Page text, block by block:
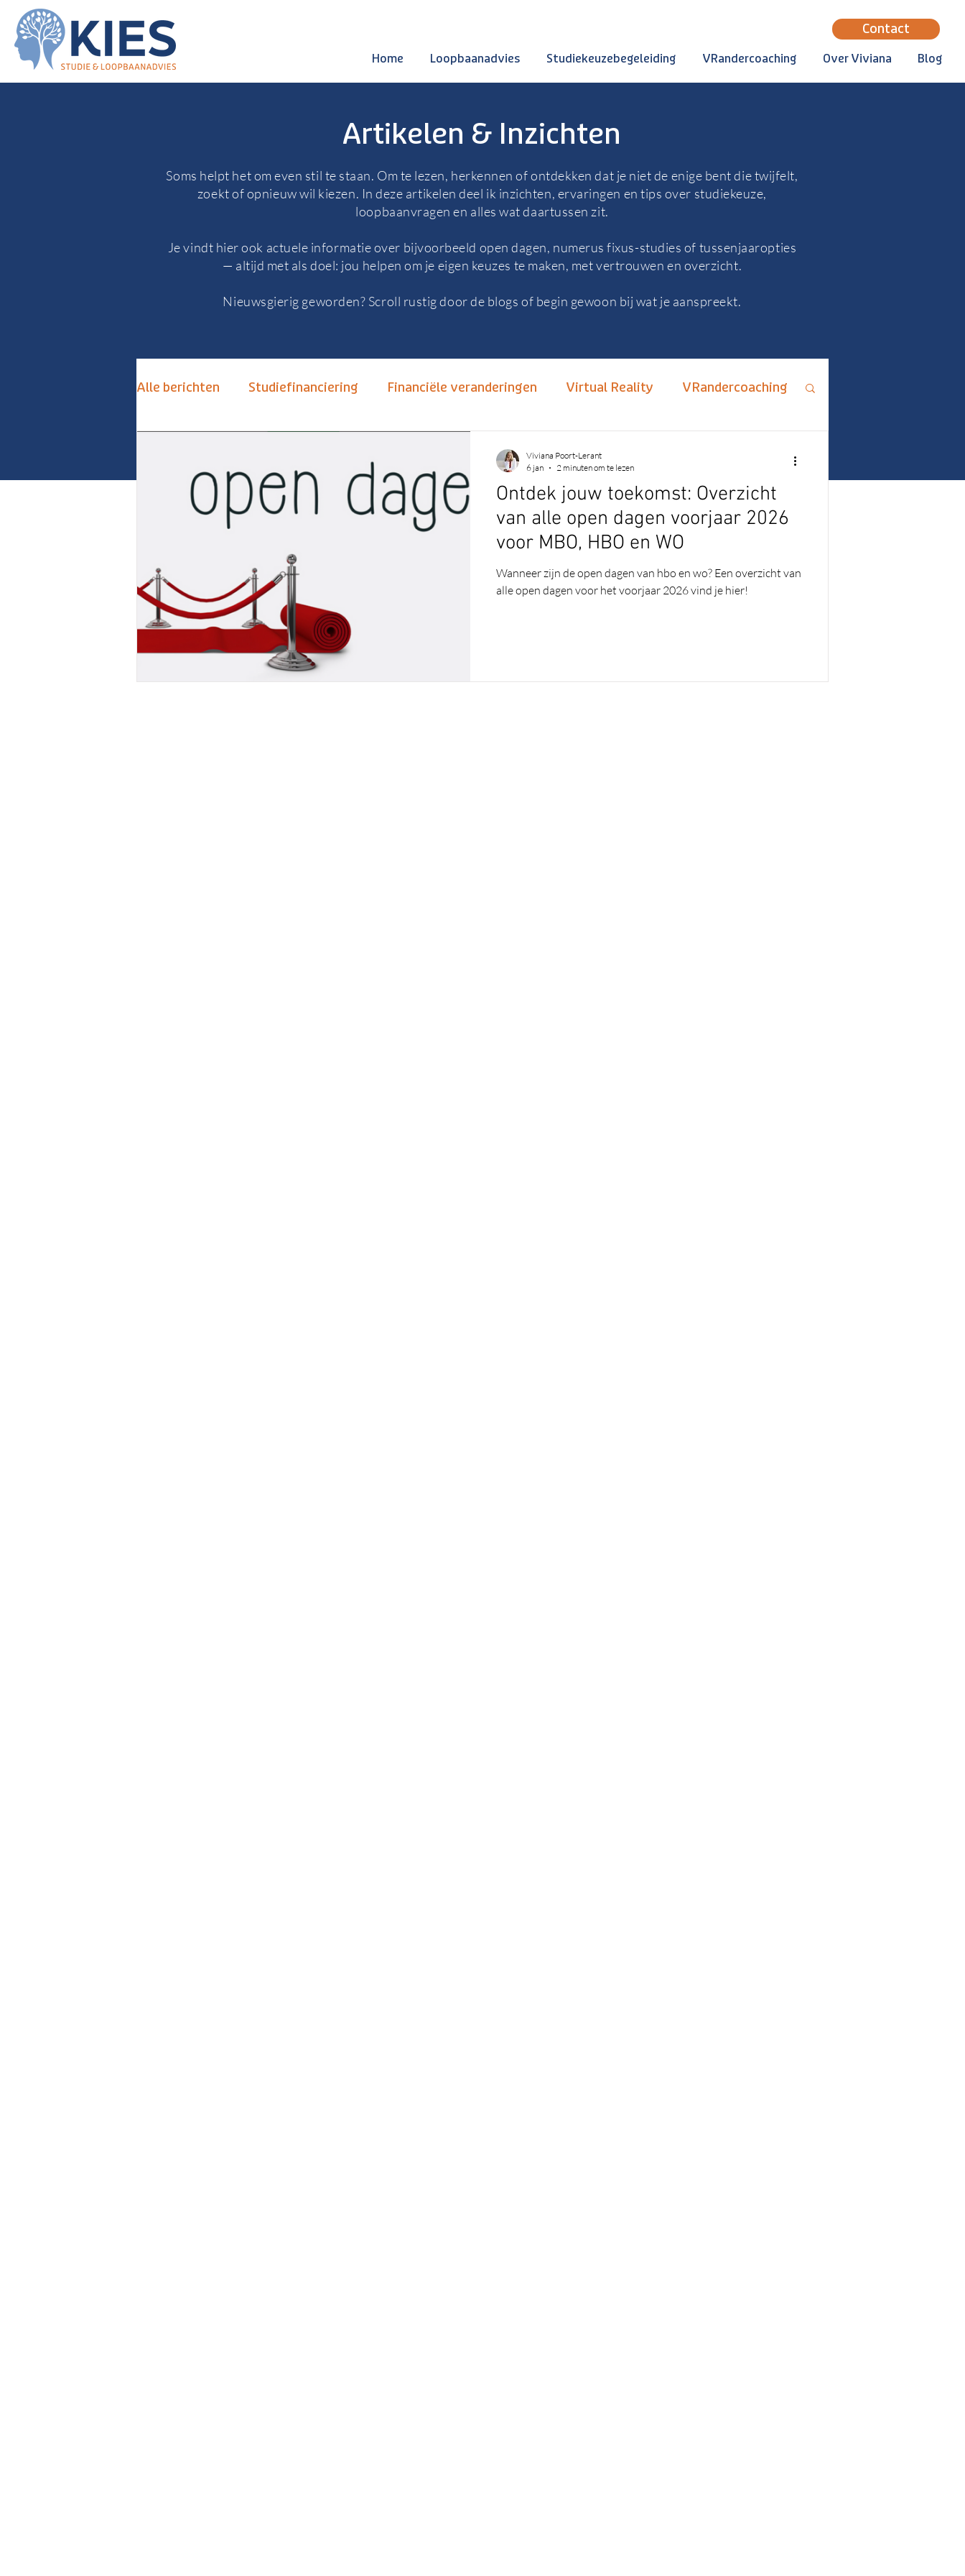
Contact
Home Loopbaanadvies Studiekeuzebegeleiding VRandercoaching Over Viviana Blog
Artikelen & Inzichten
Soms helpt het om even stil te staan. Om te lezen, herkennen of ontdekken dat je niet de enige bent die twijfelt,
zoekt of opnieuw wil kiezen. In deze artikelen deel ik inzichten, ervaringen en tips over studiekeuze,
loopbaanvragen en alles wat daartussen zit.
Je vindt hier ook actuele informatie over bijvoorbeeld open dagen, numerus fixus-studies of tussenjaaropties
— altijd met als doel: jou helpen om je eigen keuzes te maken, met vertrouwen en overzicht.
Nieuwsgierig geworden? Scroll rustig door de blogs of begin gewoon bij wat je aanspreekt.
Alle berichten Studiefinanciering Financiële veranderingen Virtual Reality VRandercoaching
Keuzestress Vermijden Hoger Onderwijs Carrièrebegeleiding Numerus Fixus
Alternatieven Numerus Fixus
Hoogbegaafd Hoogsensitief
Ontdek jouw toekomst: Overzicht
van alle open dagen voorjaar 2026
voor MBO, HBO en WO
Wanneer zijn de open dagen van hbo en wo? Een overzicht van
alle open dagen voor het voorjaar 2026 vind je hier!
Viviana Poort-Lerant
6 jan
2 minuten om te lezen